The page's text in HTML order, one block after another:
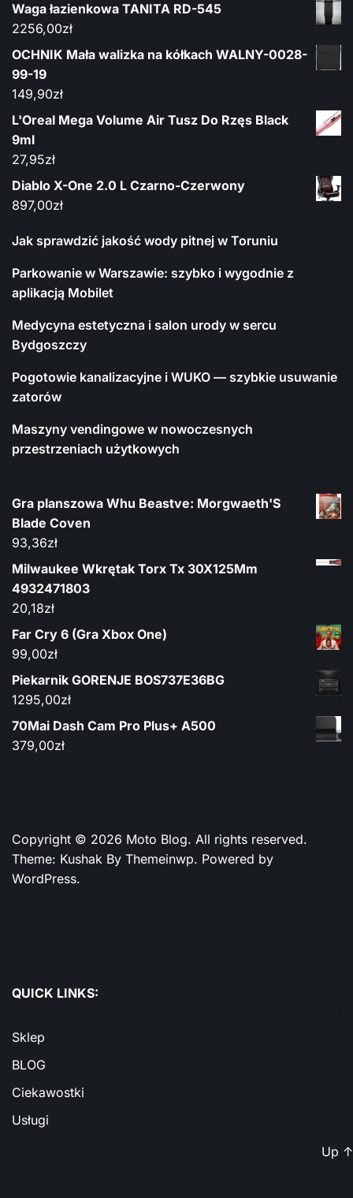
Waga łazienkowa TANITA RD-545
2256,00zł
OCHNIK Mała walizka na kółkach WALNY-0028-
99-19
149,90zł
L'Oreal Mega Volume Air Tusz Do Rzęs Black
9ml
27,95zł
Diablo X-One 2.0 L Czarno-Czerwony
897,00zł
Jak sprawdzić jakość wody pitnej w Toruniu
Parkowanie w Warszawie: szybko i wygodnie z
aplikacją Mobilet
Medycyna estetyczna i salon urody w sercu
Bydgoszczy
Pogotowie kanalizacyjne i WUKO — szybkie usuwanie
zatorów
Maszyny vendingowe w nowoczesnych
przestrzeniach użytkowych
Gra planszowa Whu Beastve: Morgwaeth'S
Blade Coven
93,36zł
Milwaukee Wkrętak Torx Tx 30X125Mm
4932471803
20,18zł
Far Cry 6 (Gra Xbox One)
99,00zł
Piekarnik GORENJE BOS737E36BG
1295,00zł
70Mai Dash Cam Pro Plus+ A500
379,00zł
Copyright © 2026 Moto Blog. All rights reserved.
Theme: Kushak By Themeinwp. Powered by
WordPress.
QUICK LINKS:
Sklep
BLOG
Ciekawostki
Usługi
Up ↑